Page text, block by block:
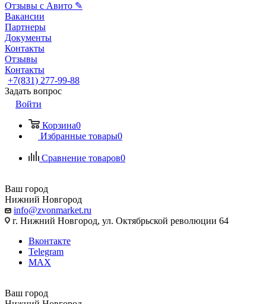
Отзывы с Авито ✎
Вакансии
Партнеры
Документы
Контакты
Отзывы
Контакты
+7(831) 277-99-88
Задать вопрос
Войти
Корзина0
Избранные товары0
Сравнение товаров0
Ваш город
Нижний Новгород
info@zvonmarket.ru
г. Нижний Новгород, ул. Октябрьской революции 64
Вконтакте
Telegram
MAX
Ваш город